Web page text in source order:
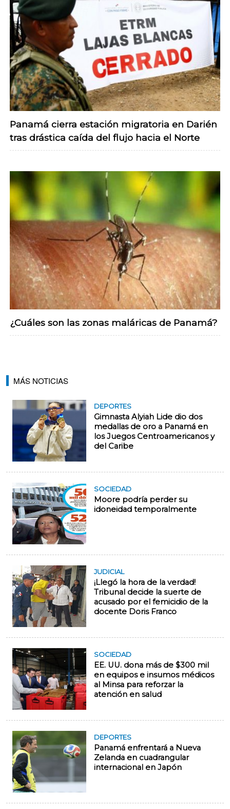
Panamá cierra estación migratoria en Darién
tras drástica caída del flujo hacia el Norte
¿Cuáles son las zonas maláricas de Panamá?
MÁS NOTICIAS
DEPORTES
Gimnasta Alyiah Lide dio dos
medallas de oro a Panamá en
los Juegos Centroamericanos y
del Caribe
SOCIEDAD
Moore podría perder su
idoneidad temporalmente
JUDICIAL
¡Llegó la hora de la verdad!
Tribunal decide la suerte de
acusado por el femicidio de la
docente Doris Franco
SOCIEDAD
EE. UU. dona más de $300 mil
en equipos e insumos médicos
al Minsa para reforzar la
atención en salud
DEPORTES
Panamá enfrentará a Nueva
Zelanda en cuadrangular
internacional en Japón